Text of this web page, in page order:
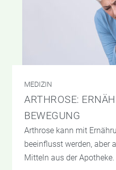
MEDIZIN
ARTHROSE:
BEWEGUNG
Arthrose kann mit
beeinflusst werden, aber
Mitteln aus der Apotheke.